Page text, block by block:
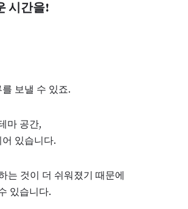
시간을!
보낼 수 있죠.
마 공간,
있습니다.
는 것이 더 쉬워졌기 때문에
있습니다.